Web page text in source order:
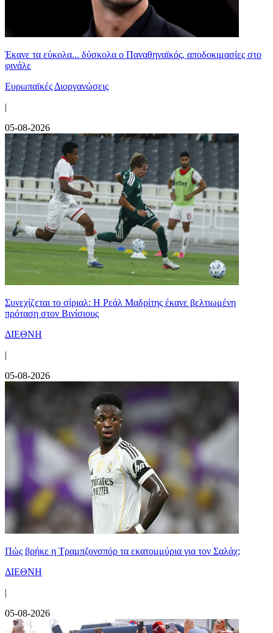
Έκανε τα εύκολα... δύσκολα ο Παναθηναϊκός, αποδοκιμασίες στο
φινάλε
Ευρωπαϊκές Διοργανώσεις
|
05-08-2026
Συνεχίζεται το σίριαλ: Η Ρεάλ Μαδρίτης έκανε βελτιωμένη
πρόταση στον Βινίσιους
ΔΙΕΘΝΗ
|
05-08-2026
Πώς βρήκε η Τραμπζονσπόρ τα εκατομμύρια για τον Σαλάχ;
ΔΙΕΘΝΗ
|
05-08-2026